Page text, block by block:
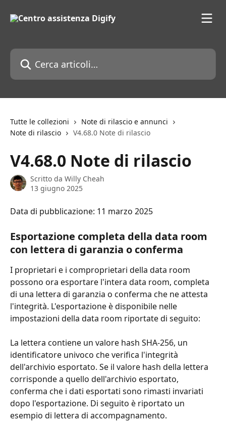
Cerca articoli…
Tutte le collezioni
Note di rilascio e annunci
Note di rilascio
V4.68.0 Note di rilascio
V4.68.0 Note di rilascio
Scritto da Willy Cheah
13 giugno 2025
Data di pubblicazione: 11 marzo 2025
Esportazione completa della data room
con lettera di garanzia o conferma
I proprietari e i comproprietari della data room
possono ora esportare l'intera data room, completa
di una lettera di garanzia o conferma che ne attesta
l'integrità. L'esportazione è disponibile nelle
impostazioni della data room riportate di seguito:
La lettera contiene un valore hash SHA-256, un
identificatore univoco che verifica l'integrità
dell'archivio esportato. Se il valore hash della lettera
corrisponde a quello dell'archivio esportato,
conferma che i dati esportati sono rimasti invariati
dopo l'esportazione. Di seguito è riportato un
esempio di lettera di accompagnamento.